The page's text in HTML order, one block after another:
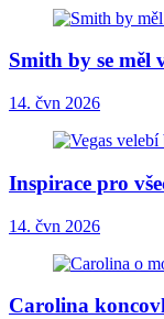
Smith by se měl
14. čvn 2026
Inspirace pro
14. čvn 2026
Carolina